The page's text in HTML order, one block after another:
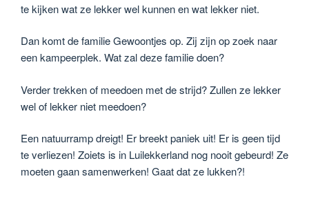
te kijken wat ze lekker wel kunnen en wat lekker niet.
Dan komt de familie Gewoontjes op. Zij zijn op zoek naar
een kampeerplek. Wat zal deze familie doen?
Verder trekken of meedoen met de strijd? Zullen ze lekker
wel of lekker niet meedoen?
Een natuurramp dreigt! Er breekt paniek uit! Er is geen tijd
te verliezen! Zoiets is in Luilekkerland nog nooit gebeurd! Ze
moeten gaan samenwerken! Gaat dat ze lukken?!